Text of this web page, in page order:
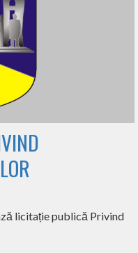
licitație publică Privind